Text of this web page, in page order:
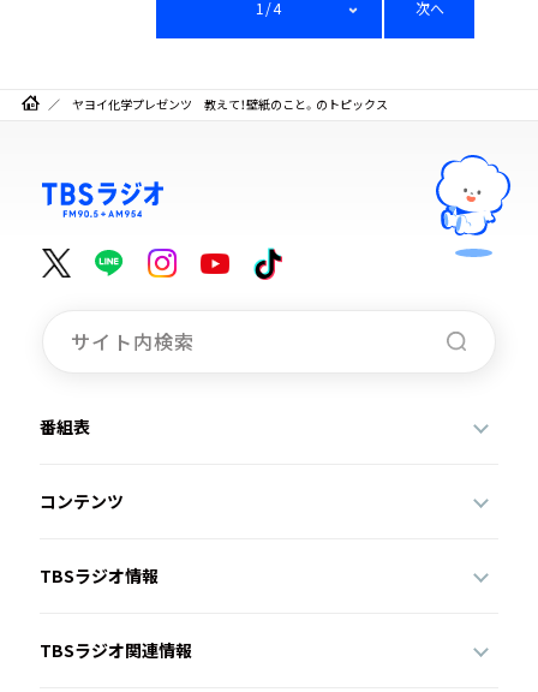
1/4 次へ
ヤヨイ化学プレゼンツ 教えて！壁紙のこと。のトピックス
番組表
コンテンツ
TBSラジオ情報
TBSラジオ関連情報